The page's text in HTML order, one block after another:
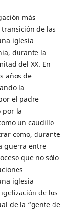
más
de las
iglesia
durante la
del XX. En
años de
la
el padre
por la
un caudillo
cómo, durante
guerra entre
que no sólo
iglesia
de los
de la “gente de